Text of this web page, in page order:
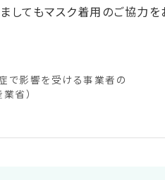
してもマスク着用のご協力を
で影響を受ける事業者の
省）